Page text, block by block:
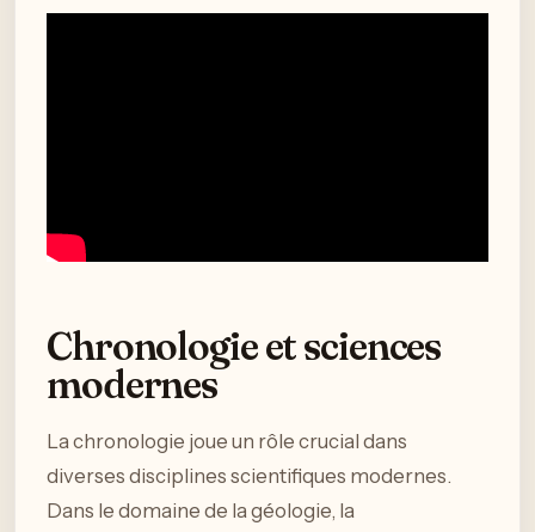
Chronologie et sciences
modernes
La chronologie joue un rôle crucial dans
diverses disciplines scientifiques modernes.
Dans le domaine de la géologie, la